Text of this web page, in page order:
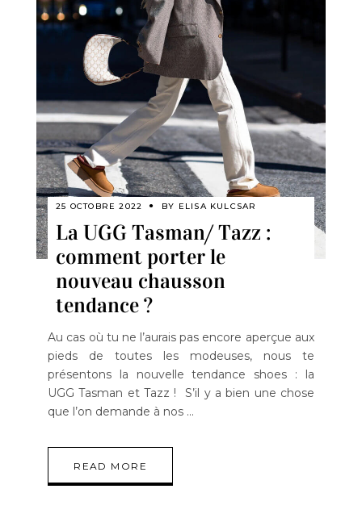
25 OCTOBRE 2022 BY ELISA KULCSAR
La UGG Tasman/ Tazz :
comment porter le
nouveau chausson
tendance ?
Au cas où tu ne l’aurais pas encore aperçue aux
pieds de toutes les modeuses, nous te
présentons la nouvelle tendance shoes : la
UGG Tasman et Tazz ! S’il y a bien une chose
que l’on demande à nos
READ MORE